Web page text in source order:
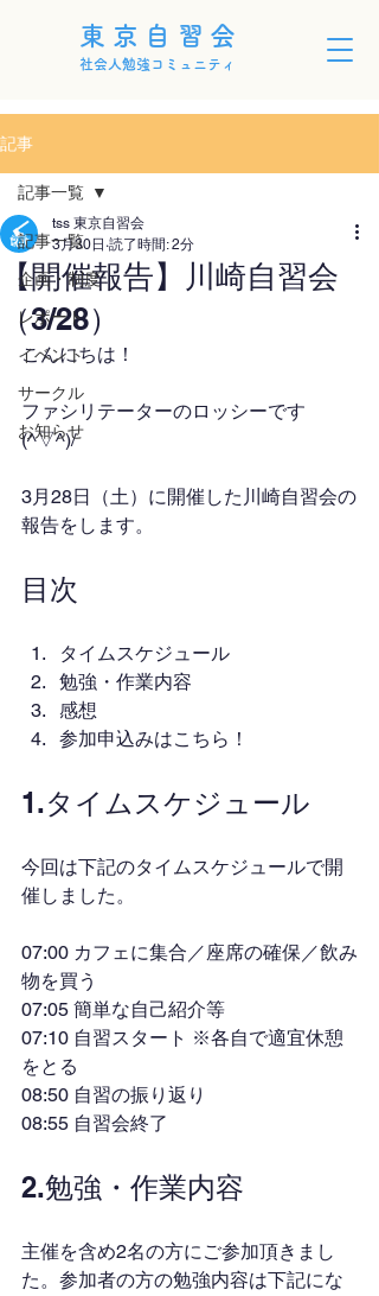
東京自習会
社会人勉強コミュニティ
記事
記事一覧
企画・制度
レポート
イベント
サークル
お知らせ
記事一覧
【開催報告】川崎自習会
（3/28）
tss 東京自習会
3月30日 読了時間: 2分
こんにちは！
ファシリテーターのロッシーです
(^▽^)/
3月28日（土）に開催した川崎自習会の
報告をします。
目次
タイムスケジュール
勉強・作業内容
感想
参加申込みはこちら！
1.タイムスケジュール
今回は下記のタイムスケジュールで開
催しました。
07:00 カフェに集合／座席の確保／飲み
物を買う
07:05 簡単な自己紹介等
07:10 自習スタート ※各自で適宜休憩
をとる
08:50 自習の振り返り
08:55 自習会終了
2.勉強・作業内容
主催を含め2名の方にご参加頂きまし
た。参加者の方の勉強内容は下記にな